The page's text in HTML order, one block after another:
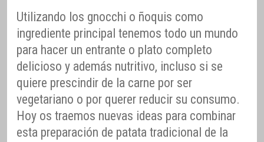
Utilizando los gnocchi o ñoquis como
ingrediente principal tenemos todo un mundo
para hacer un entrante o plato completo
delicioso y además nutritivo, incluso si se
quiere prescindir de la carne por ser
vegetariano o por querer reducir su consumo.
Hoy os traemos nuevas ideas para combinar
esta preparación de patata tradicional de la